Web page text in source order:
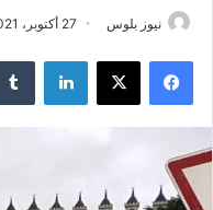
نيوز بلوس 27 أكتوبر، 2021
فيسبوك X لينكدإن